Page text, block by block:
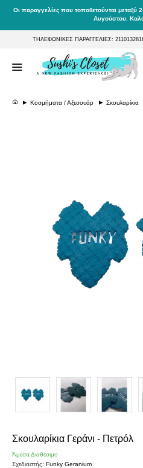
Οι παραγγελίες που τοποθετούνται
Αυγούστου.
ΤΗΛΕΦΩΝΙΚΕΣ ΠΑΡΑΓΓΕΛΙΕΣ:
Κοσμήματα / Αξεσουάρ Σκουλαρίκια
Σκουλαρίκια Γεράνι - Πετρόλ
Άμεσα Διαθέσιμο
Σχεδιαστής: Funky Geranium